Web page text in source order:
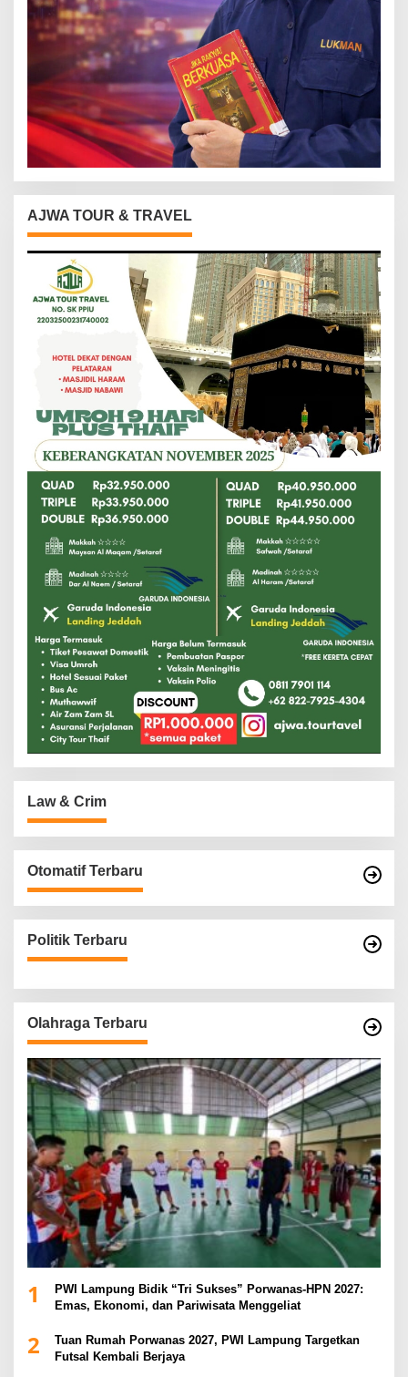
AJWA TOUR & TRAVEL
Law & Crim
Otomatif Terbaru
Politik Terbaru
Olahraga Terbaru
1
PWI Lampung Bidik “Tri Sukses” Porwanas-HPN 2027:
Emas, Ekonomi, dan Pariwisata Menggeliat
2
Tuan Rumah Porwanas 2027, PWI Lampung Targetkan
Futsal Kembali Berjaya